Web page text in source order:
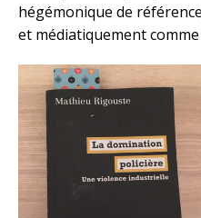
hégémonique de
et médiatiquement